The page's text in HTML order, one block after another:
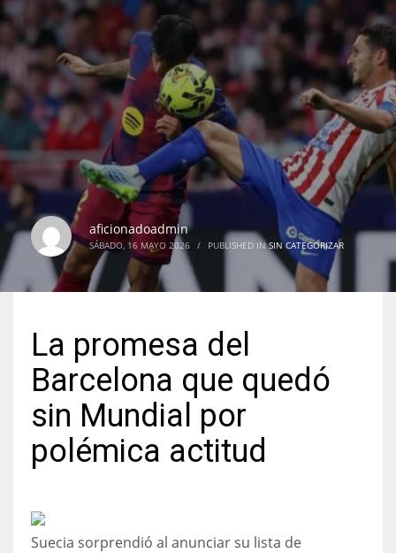
NYJ
24
aficionadoadmin
SÁBADO, 16 MAYO 2026 / PUBLISHED INSIN CATEGORIZAR
La promesa del
Barcelona que quedó
sin Mundial por
polémica actitud
Suecia sorprendió al anunciar su lista de